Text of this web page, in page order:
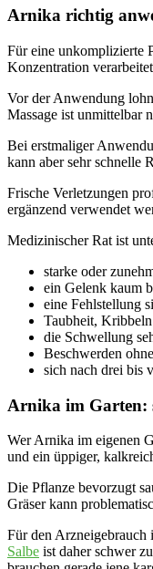
Arnika richtig
Für eine unkomplizierte
Konzentration
Vor der Anwendung
Massage ist unmittelbar
Bei erstmaliger
kann aber sehr schnelle
Frische Verletzungen
ergänzend verwendet
Medizinischer Rat ist
starke oder
ein Gelenk kaum
eine Fehlstellung
Taubheit,
die Schwellung
Beschwerden
sich nach drei bis
Arnika im Garten:
Wer Arnika im eigenen
und ein üppiger,
Die Pflanze bevorzugt
Gräser kann
Für den Arzneigebrauch
Salbe ist daher schwer